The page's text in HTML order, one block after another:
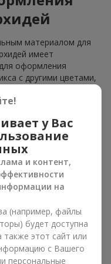
материалом для
имеет
оформления
с другими цветами,
в любом
позволяет создавать
или
эффектно смотрится
работах, а её
центральным
от оформления и
орхидеи. Учитывайте
подойти любому. Их
у Вас
и контент,
на
(например, файлы
будет доступна
этот сайт или
с Вашего
персональные